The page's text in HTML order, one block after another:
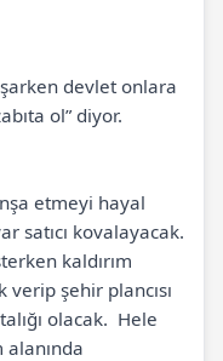
devlet onlara
ol” diyor.
etmeyi hayal
satıcı kovalayacak.
kaldırım
şehir plancısı
olacak. Hele
alanında